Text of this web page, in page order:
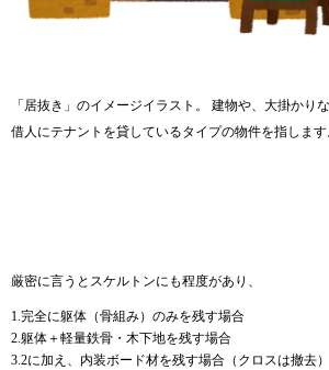
「居抜き」のイメージイラスト。 建物や、大掛か
借人にテナントを貸しているタイプの物件を指します
厳密に言うとスケルトンにも程度があり、
1.完全に躯体（骨組み）のみを残す場合
2.躯体＋軽量鉄骨・木下地を残す場合
3.2に加え、内装ボード材を残す場合（クロスは撤去）